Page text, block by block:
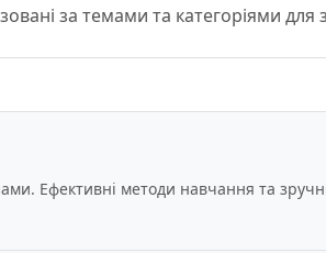
за темами та категоріями
Ефективні методи навчання та